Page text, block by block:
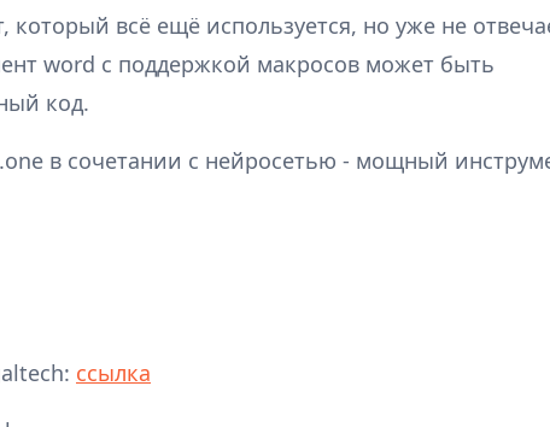
всё ещё используется, но уже не
word с поддержкой макросов может быть
код.
в сочетании с нейросетью - мощный
ссылка